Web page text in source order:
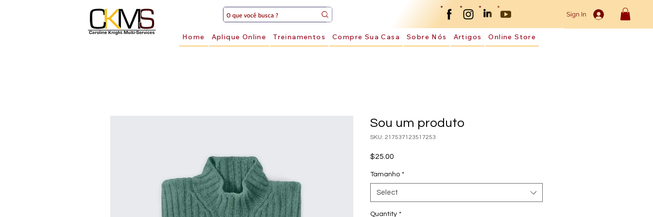
Sign In
Home Aplique Online Treinamentos Compre Sua Casa Sobre Nós Artigos Online Store
Sou um produto
SKU: 217537123517253
$25.00
Tamanho *
Select
Quantity *